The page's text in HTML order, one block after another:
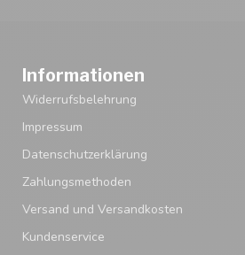
Informationen
Widerrufsbelehrung
Impressum
Datenschutzerklärung
Zahlungsmethoden
Versand und Versandkosten
Kundenservice